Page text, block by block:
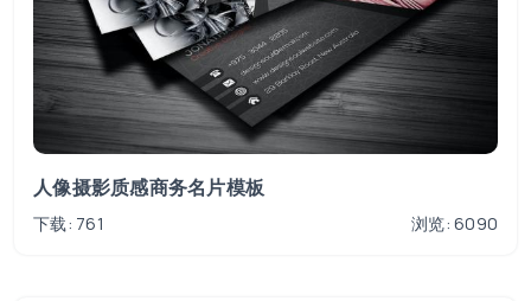
人像摄影质感商务名片模板
下载: 761 浏览: 6090